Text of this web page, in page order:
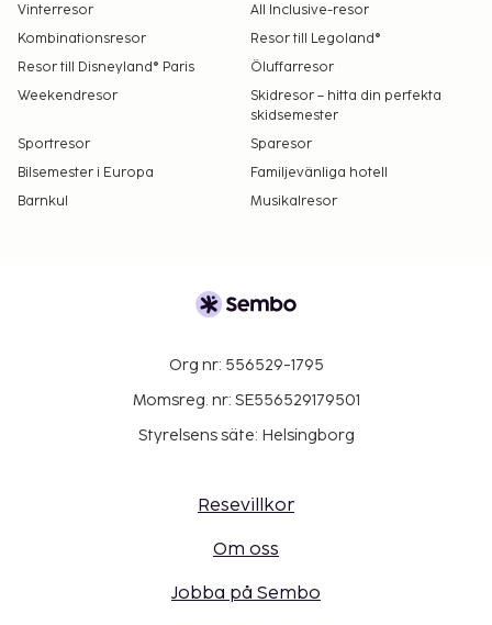
Vinterresor
All Inclusive-resor
Kombinationsresor
Resor till Legoland®
Resor till Disneyland® Paris
Öluffarresor
Weekendresor
Skidresor – hitta din perfekta
skidsemester
Sportresor
Sparesor
Bilsemester i Europa
Familjevänliga hotell
Barnkul
Musikalresor
Org nr: 556529-1795
Momsreg. nr: SE556529179501
Styrelsens säte: Helsingborg
Resevillkor
Om oss
Jobba på Sembo